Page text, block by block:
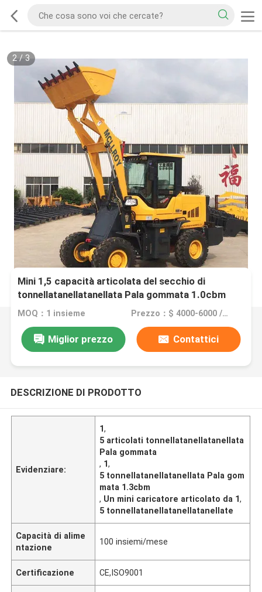
2/ 3
Mini 1,5 capacità articolata del secchio di
tonnellatanellatanellata Pala gommata 1.0cbm
MOQ：1 insieme Prezzo：$ 4000-6000 /Unit
Miglior prezzo Contattici
DESCRIZIONE DI PRODOTTO
Evidenziare:
1,
5 articolati tonnellatanellatanellata
Pala gommata
, 1,
5 tonnellatanellatanellata Pala gom
mata 1.3cbm
, Un mini caricatore articolato da 1,
5 tonnellatanellatanellatanellate
Capacità di alime
ntazione
100 insiemi/mese
Certificazione CE,ISO9001